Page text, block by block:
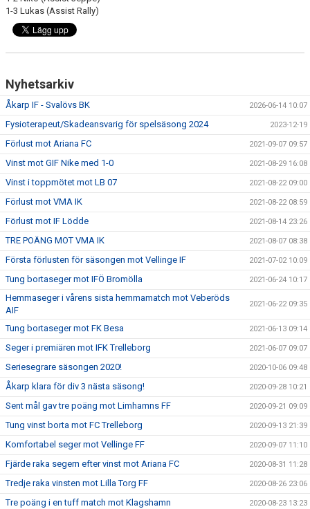
1-3 Lukas (Assist Rally)
Nyhetsarkiv
Åkarp IF - Svalövs BK 2026-06-14 10:07
Fysioterapeut/Skadeansvarig för spelsäsong 2024 2023-12-19
Förlust mot Ariana FC 2021-09-07 09:57
Vinst mot GIF Nike med 1-0 2021-08-29 16:08
Vinst i toppmötet mot LB 07 2021-08-22 09:00
Förlust mot VMA IK 2021-08-22 08:59
Förlust mot IF Lödde 2021-08-14 23:26
TRE POÄNG MOT VMA IK 2021-08-07 08:38
Första förlusten för säsongen mot Vellinge IF 2021-07-02 10:09
Tung bortaseger mot IFÖ Bromölla 2021-06-24 10:17
Hemmaseger i vårens sista hemmamatch mot Veberöds
AIF
2021-06-22 09:35
Tung bortaseger mot FK Besa 2021-06-13 09:14
Seger i premiären mot IFK Trelleborg 2021-06-07 09:07
Seriesegrare säsongen 2020! 2020-10-06 09:48
Åkarp klara för div 3 nästa säsong! 2020-09-28 10:21
Sent mål gav tre poäng mot Limhamns FF 2020-09-21 09:09
Tung vinst borta mot FC Trelleborg 2020-09-13 21:39
Komfortabel seger mot Vellinge FF 2020-09-07 11:10
Fjärde raka segern efter vinst mot Ariana FC 2020-08-31 11:28
Tredje raka vinsten mot Lilla Torg FF 2020-08-26 23:06
Tre poäng i en tuff match mot Klagshamn 2020-08-23 13:23